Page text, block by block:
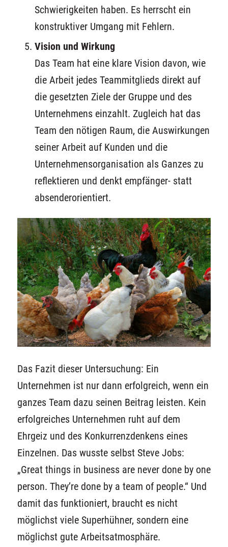
Schwierigkeiten haben. Es herrscht ein
konstruktiver Umgang mit Fehlern.
Vision und Wirkung
Das Team hat eine klare Vision davon, wie
die Arbeit jedes Teammitglieds direkt auf
die gesetzten Ziele der Gruppe und des
Unternehmens einzahlt. Zugleich hat das
Team den nötigen Raum, die Auswirkungen
seiner Arbeit auf Kunden und die
Unternehmensorganisation als Ganzes zu
reflektieren und denkt empfänger- statt
absenderorientiert.
Das Fazit dieser Untersuchung: Ein
Unternehmen ist nur dann erfolgreich, wenn ein
ganzes Team dazu seinen Beitrag leisten. Kein
erfolgreiches Unternehmen ruht auf dem
Ehrgeiz und des Konkurrenzdenkens eines
Einzelnen. Das wusste selbst Steve Jobs:
„Great things in business are never done by one
person. They’re done by a team of people.“ Und
damit das funktioniert, braucht es nicht
möglichst viele Superhühner, sondern eine
möglichst gute Arbeitsatmosphäre.